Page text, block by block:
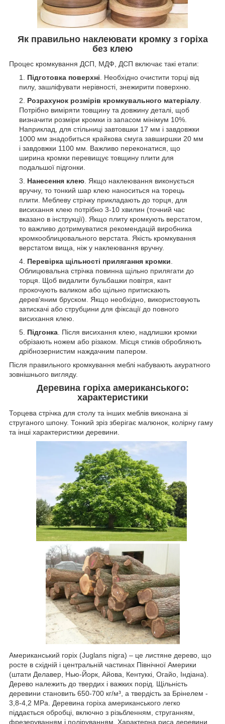
Як правильно наклеювати кромку з горіха
без клею
Процес кромкування ДСП, МДФ, ДСП включає такі етапи:
Підготовка поверхні. Необхідно очистити торці від
пилу, зашліфувати нерівності, знежирити поверхню.
Розрахунок розмірів кромкувального матеріалу.
Потрібно виміряти товщину та довжину деталі, щоб
визначити розміри кромки із запасом мінімум 10%.
Наприклад, для стільниці завтовшки 17 мм і завдовжки
1000 мм знадобиться крайкова смуга завширшки 20 мм
і завдовжки 1100 мм. Важливо переконатися, що
ширина кромки перевищує товщину плити для
подальшої підгонки.
Нанесення клею. Якщо наклеювання виконується
вручну, то тонкий шар клею наноситься на торець
плити. Меблеву стрічку прикладають до торця, для
висихання клею потрібно 3-10 хвилин (точний час
вказано в інструкції). Якщо плиту кромкують верстатом,
то важливо дотримуватися рекомендацій виробника
кромкооблицювального верстата. Якість кромкування
верстатом вища, ніж у наклеювання вручну.
Перевірка щільності прилягання кромки.
Облицювальна стрічка повинна щільно прилягати до
торця. Щоб видалити бульбашки повітря, кант
прокочують валиком або щільно притискають
дерев'яним бруском. Якщо необхідно, використовують
затискачі або струбцини для фіксації до повного
висихання клею.
Підгонка. Після висихання клею, надлишки кромки
обрізають ножем або різаком. Місця стиків обробляють
дрібнозернистим наждачним папером.
Після правильного кромкування меблі набувають акуратного
зовнішнього вигляду.
Деревина горіха американського:
характеристики
Торцева стрічка для столу та інших меблів виконана зі
струганого шпону. Тонкий зріз зберігає малюнок, колірну гаму
та інші характеристики деревини.
Американський горіх (Juglans nigra) – це листяне дерево, що
росте в східній і центральній частинах Північної Америки
(штати Делавер, Нью-Йорк, Айова, Кентуккі, Огайо, Індіана).
Дерево належить до твердих і важких порід. Щільність
деревини становить 650-700 кг/м³, а твердість за Брінелем -
3,8-4,2 MPa. Деревина горіха американського легко
піддається обробці, включно з різьбленням, струганням,
фрезеруванням і поліруванням. Характерна риса деревини